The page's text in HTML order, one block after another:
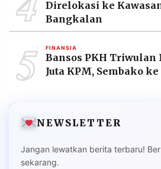
Direlokasi ke
Bangkalan
5 FINANSIA
Bansos PKH Triwulan
Juta KPM, Sembako ke
NEWSLETTER
Jangan lewatkan berita terbaru!
sekarang.